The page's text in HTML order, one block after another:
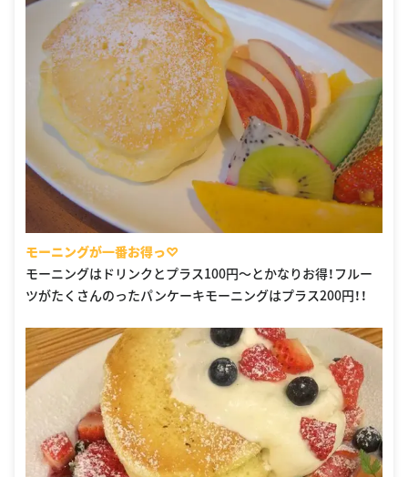
モーニングが一番お得っ♡
モーニングはドリンクとプラス100円〜とかなりお得！フルー
ツがたくさんのったパンケーキモーニングはプラス200円！！